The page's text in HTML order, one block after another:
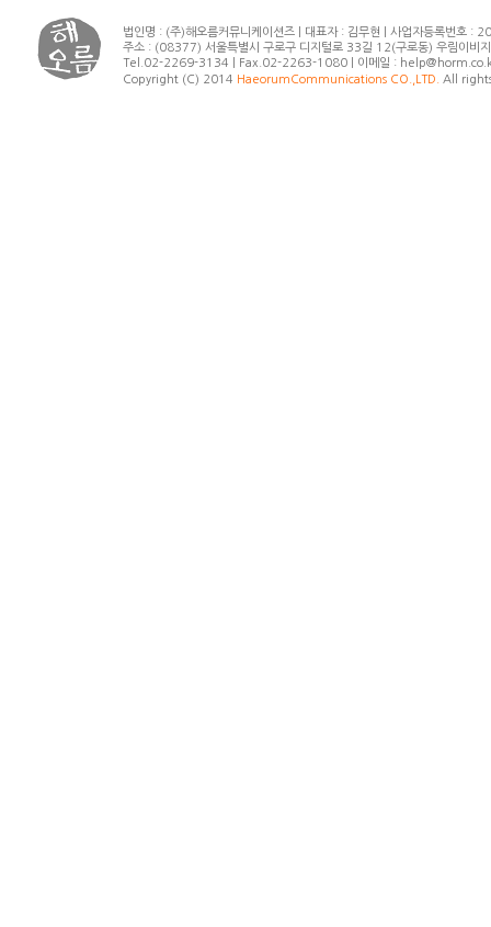
법인명 : (주)해오름커뮤니케이션즈 | 대표자 : 김무현 | 사업자등록번호 :
주소 : (08377) 서울특별시 구로구 디지털로 33길 12(구로동) 우림이비
Tel.02-2269-3134 | Fax.02-2263-1080 | 이메일 :
Copyright (C) 2014 HaeorumCommunications CO.,LTD. All